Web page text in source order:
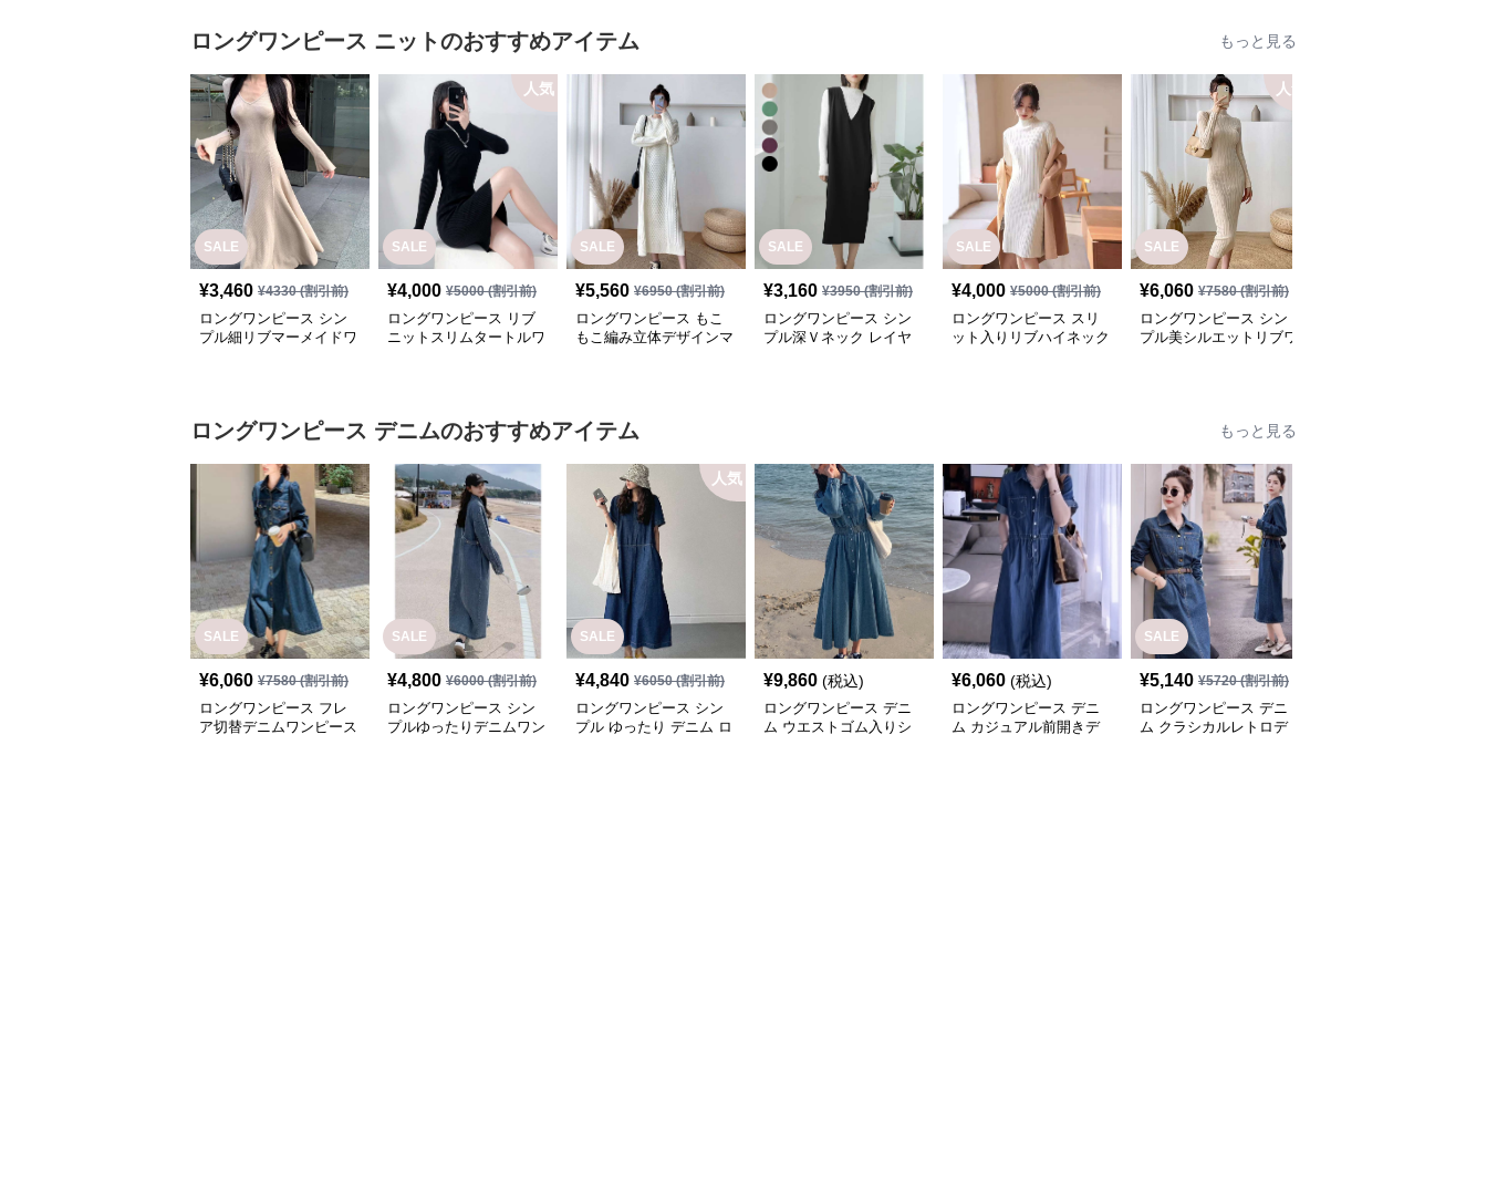
ロングワンピース ニットのおすすめアイテム もっと見る
SALE
¥3,460 ¥4330(割引前)
ロングワンピース シン
プル細リブマーメイドワ
SALE
人気
¥4,000 ¥5000(割引前)
ロングワンピース リブ
ニットスリムタートルワ
SALE
¥5,560 ¥6950(割引前)
ロングワンピース もこ
もこ編み立体デザインマ
SALE
¥3,160 ¥3950(割引前)
ロングワンピース シン
プル深Ｖネック レイヤ
SALE
¥4,000 ¥5000(割引前)
ロングワンピース スリ
ット入りリブハイネック
SALE
人気
¥6,060 ¥7580(割引前)
ロングワンピース シン
プル美シルエットリブワ
ロングワンピース デニムのおすすめアイテム もっと見る
SALE
¥6,060 ¥7580(割引前)
ロングワンピース フレ
ア切替デニムワンピース
SALE
¥4,800 ¥6000(割引前)
ロングワンピース シン
プルゆったりデニムワン
SALE
人気
¥4,840 ¥6050(割引前)
ロングワンピース シン
プル ゆったり デニム ロ
¥9,860 (税込)
ロングワンピース デニ
ム ウエストゴム入りシ
¥6,060 (税込)
ロングワンピース デニ
ム カジュアル前開きデ
SALE
¥5,140 ¥5720(割引前)
ロングワンピース デニ
ム クラシカルレトロデ